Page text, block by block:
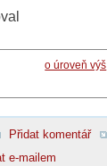
o úroveň výš
Přidat komentář
e-mailem